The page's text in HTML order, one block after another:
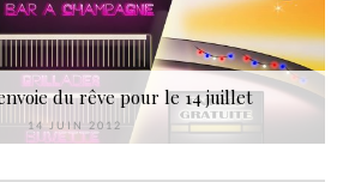
du rêve pour le 14 juillet
14 JUIN 2012